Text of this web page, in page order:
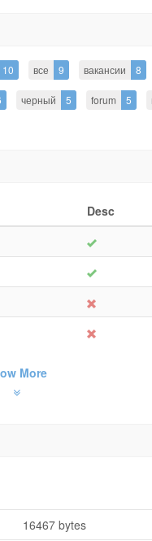
10 все 9 вакансии 8
черный 5 forum 5
Desc
More
16467 bytes